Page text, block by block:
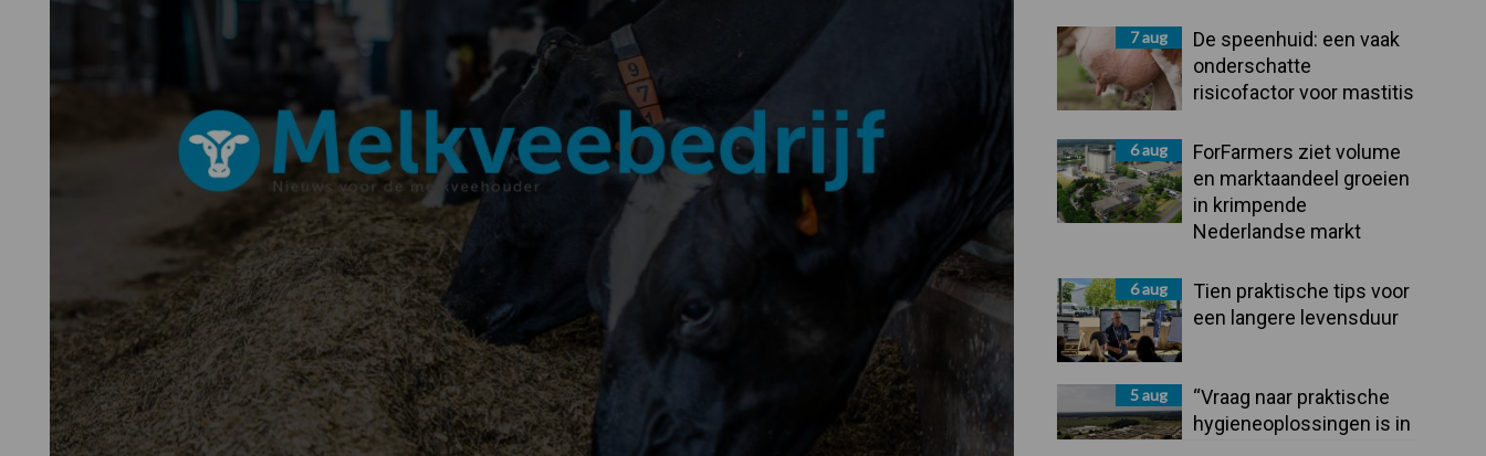
7 aug
De speenhuid: een vaak
onderschatte
risicofactor voor mastitis
6 aug
ForFarmers ziet volume
en marktaandeel groeien
in krimpende
Nederlandse markt
6 aug
Tien praktische tips voor
een langere levensduur
5 aug
“Vraag naar praktische
hygieneoplossingen is in